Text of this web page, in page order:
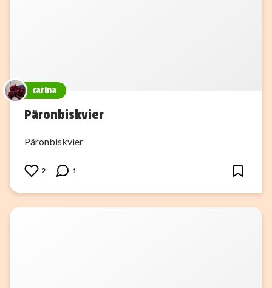
carina
Päronbiskvier
Päronbiskvier
2 1